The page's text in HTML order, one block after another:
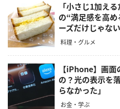
「小さじ1加え
の“満足感を高
ーズだけじゃない
料理・グルメ
【iPhone】画
の？光の表示を
らなかった」
お金・学ぶ